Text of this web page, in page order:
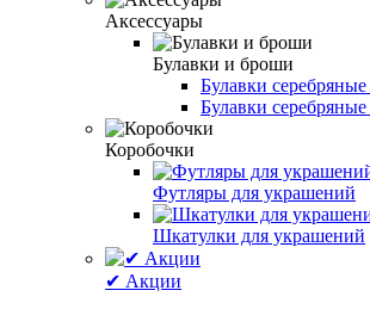
Аксессуары
Булавки и броши
Булавки
Булавки
Коробочки
Футляры для украшений
Шкатулки для украшений
✔ Акции